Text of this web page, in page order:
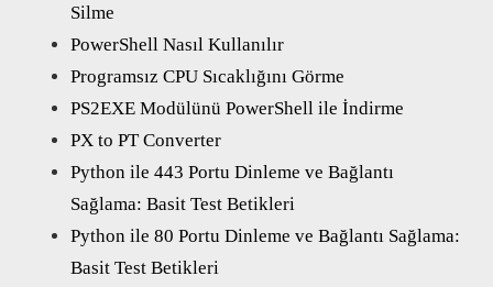
Silme
PowerShell Nasıl Kullanılır
Programsız CPU Sıcaklığını Görme
PS2EXE Modülünü PowerShell ile İndirme
PX to PT Converter
Python ile 443 Portu Dinleme ve Bağlantı
Sağlama: Basit Test Betikleri
Python ile 80 Portu Dinleme ve Bağlantı Sağlama:
Basit Test Betikleri